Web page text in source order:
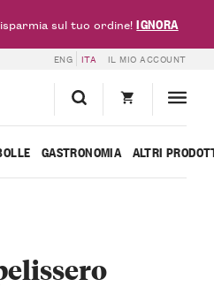
ENG ITA IL MIO ACCOUNT
GASTRONOMIA ALTRI
sul tuo ordine!IGNORA